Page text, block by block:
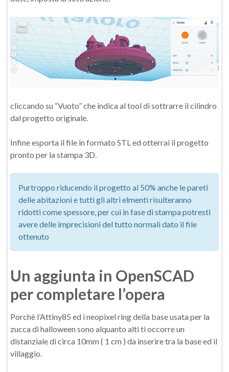
cliccando su “Vuoto” che indica al tool di sottrarre il cilindro
dal progetto originale.
Infine esporta il file in formato STL ed otterrai il progetto
pronto per la stampa 3D.
Purtroppo riducendo il progetto al 50% anche le pareti
delle abitazioni e tutti gli altri elmenti risulteranno
ridotti come spessore, per cui in fase di stampa potresti
avere delle imprecisioni del tutto normali dato il file
ottenuto
Un aggiunta in OpenSCAD
per completare l’opera
Porchè l’Attiny85 ed i neopixel ring della base usata per la
zucca di halloween sono alquanto alti ti occorre un
distanziale di circa 10mm ( 1 cm ) da inserire tra la base ed il
villaggio.